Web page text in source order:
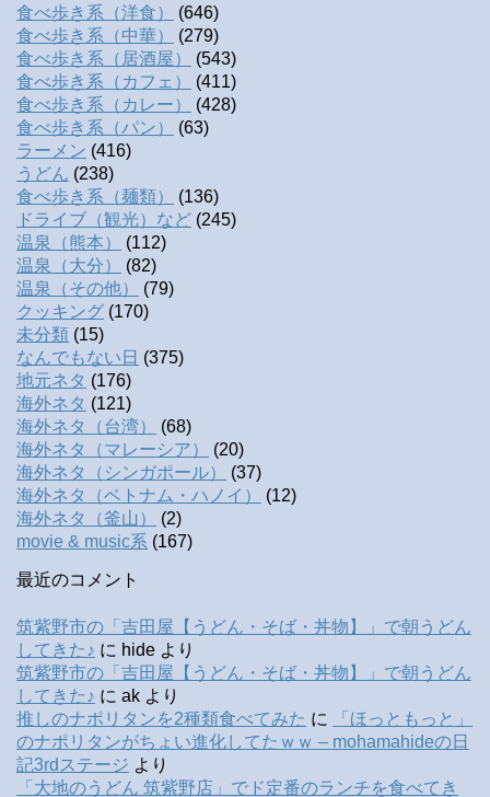
食べ歩き系（洋食）
(646)
食べ歩き系（中華）
(279)
食べ歩き系（居酒屋）
(543)
食べ歩き系（カフェ）
(411)
食べ歩き系（カレー）
(428)
食べ歩き系（パン）
(63)
ラーメン (416)
うどん (238)
食べ歩き系（麺類）
(136)
ドライブ（観光）など (245)
温泉（熊本）
(112)
温泉（大分）
(82)
温泉（その他）
(79)
クッキング (170)
未分類 (15)
なんでもない日 (375)
地元ネタ (176)
海外ネタ (121)
海外ネタ（台湾）
(68)
海外ネタ（マレーシア）
(20)
海外ネタ（シンガポール）
(37)
海外ネタ（ベトナム・ハノイ）
(12)
海外ネタ（釜山）
(2)
movie & music系 (167)
最近のコメント
筑紫野市の「吉田屋【うどん・そば・丼物】」で朝うどん
してきた♪ に hide より
筑紫野市の「吉田屋【うどん・そば・丼物】」で朝うどん
してきた♪ に ak より
推しのナポリタンを2種類食べてみた に
「ほっともっと」
のナポリタンがちょい進化してたｗｗ – mohamahideの日
記3rdステージ より
「大地のうどん 筑紫野店」でド定番のランチを食べてき